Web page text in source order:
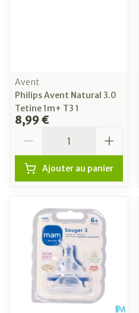
Avent
Philips Avent Natural 3.0
Tetine 1m+ T3 1
8,99 €
Ajouter au panier